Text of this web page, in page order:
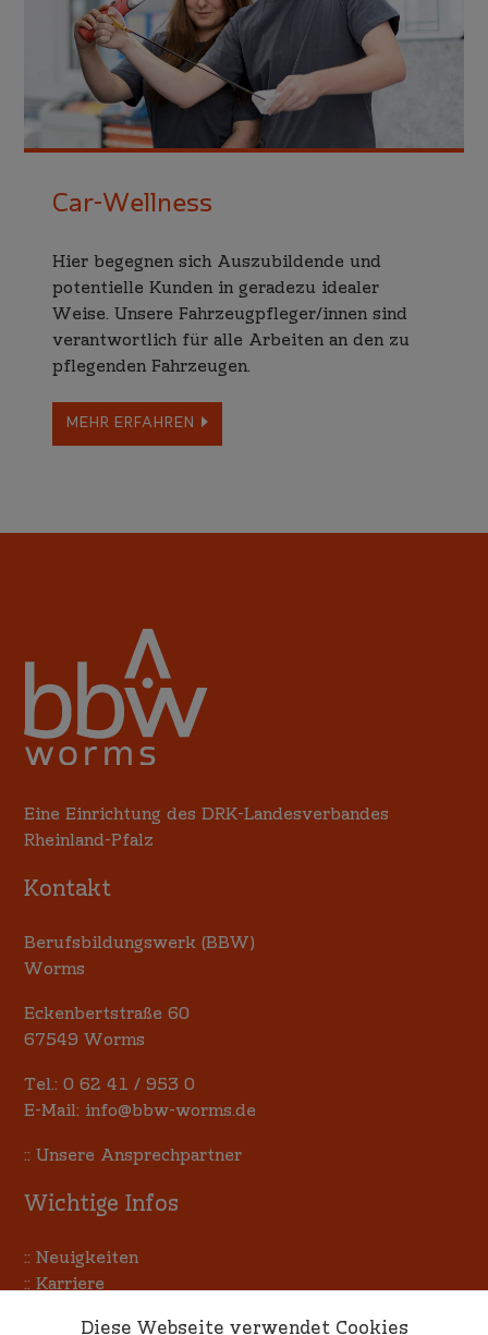
Car-Wellness
Hier begeg­nen sich Auszubildende und
poten­tielle Kunden in geradezu idealer
Weise. Unsere Fahr­zeug­pfleger/innen sind
verant­wortlich für alle Arbei­ten an den zu
pfle­genden Fahr­zeugen.
MEHR ERFAHREN
Eine Einrichtung des DRK-Landesverbandes
Rheinland-Pfalz
Kontakt
Berufsbildungswerk (BBW)
Worms
Eckenbertstraße 60
67549 Worms
Tel.:0 62 41 / 953 0
E-Mail: info@bbw-worms.de
::Unsere Ansprechpartner
Wichtige Infos
::Neuigkeiten
::Karriere
Diese Webseite verwendet Cookies